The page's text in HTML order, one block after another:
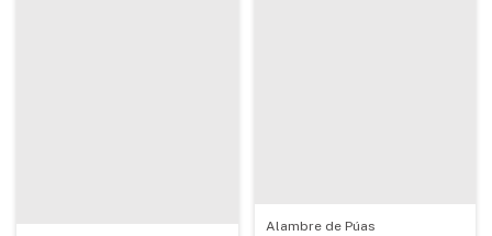
Alambre de Púas